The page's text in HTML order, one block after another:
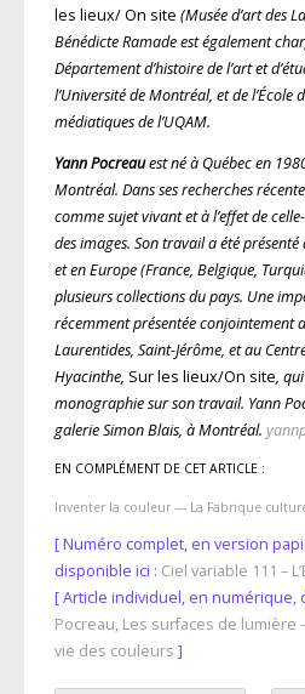
les lieux/ On site (Musée d’art des
Bénédicte Ramade est également
Département d’histoire de l’art et
l’Université de Montréal, et de l’École
médiatiques de l’UQAM.
Yann Pocreauest né à Québec en
Montréal. Dans ses recherches
comme sujet vivant et à l’effet de
des images. Son travail a été
et en Europe (France, Belgique,
plusieurs collections du pays. Une
récemment présentée conjointement
Laurentides, Saint-Jérôme, et au
Hyacinthe, Sur les lieux/On site,
monographie sur son travail. Yann
galerie Simon Blais, à Montréal.
EN COMPLÉMENT DE CET ARTICLE :
Inventer la couleur — La Fabrique
[ Numéro complet, en version
disponible ici : Ciel variable 111 –
[ Article individuel, en numérique,
Pocreau, Les surfaces de lumière
vie des couleurs ]